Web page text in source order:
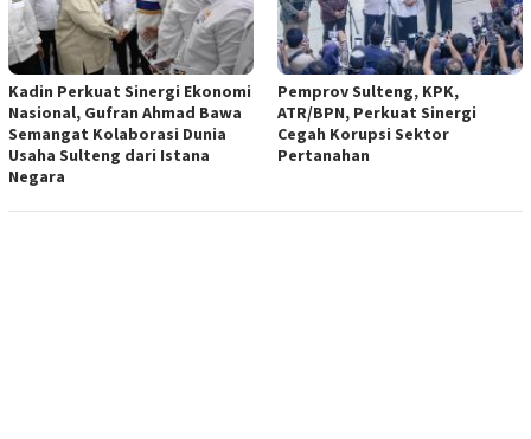
Kadin Perkuat Sinergi Ekonomi
Nasional, Gufran Ahmad Bawa
Semangat Kolaborasi Dunia
Usaha Sulteng dari Istana
Negara
Pemprov Sulteng, KPK,
ATR/BPN, Perkuat Sinergi
Cegah Korupsi Sektor
Pertanahan